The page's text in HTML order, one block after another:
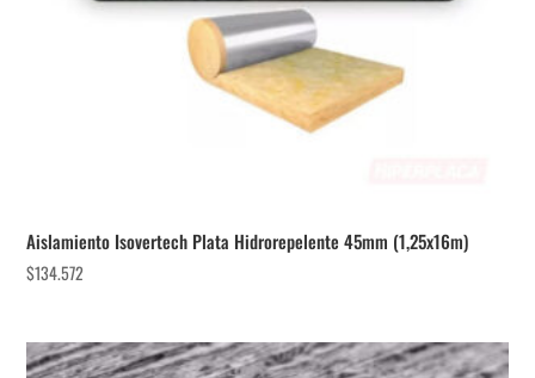
Aislamiento Isovertech Plata Hidrorepelente 45mm (1,25x16m)
$134.572